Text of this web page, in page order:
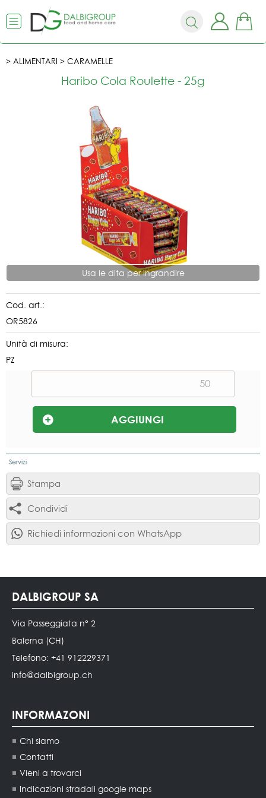
ALIMENTARI CARAMELLE
Haribo Cola Roulette - 25g
Usa le dita per ingrandire
Cod. art.:
OR5826
Unità di misura:
PZ
Servizi
Stampa
Condividi
Richiedi informazioni con WhatsApp
DALBIGROUP SA
Via Passeggiata n° 2
Balerna (CH)
Telefono: +41 912229371
info@dalbigroup.ch
INFORMAZONI
Chi siamo
Contatti
Vieni a trovarci
Indicazioni stradali google maps